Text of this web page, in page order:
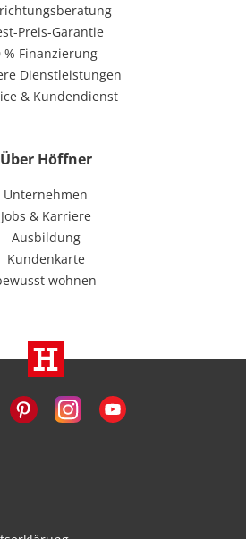
Preis-Garantie
% Finanzierung
Dienstleistungen
& Kundendienst
Über Höffner
Unternehmen
Jobs & Karriere
Ausbildung
Kundenkarte
wohnen